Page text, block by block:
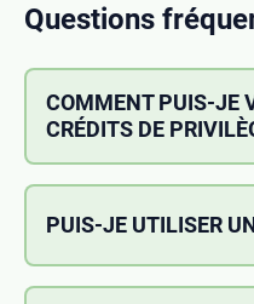
Questions
COMMENT PUIS-JE
CRÉDITS DE
Vos crédits Privilège et
l'atteinte du niveau
dans l'une des
votre carte virtuelle
PUIS-JE UTILISER
La carte de débit peut
pays de location où